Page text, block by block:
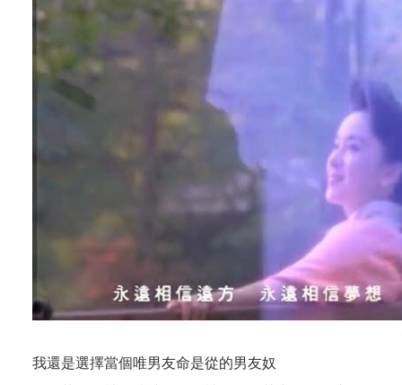
我還是選擇當個唯男友命是從的男友奴